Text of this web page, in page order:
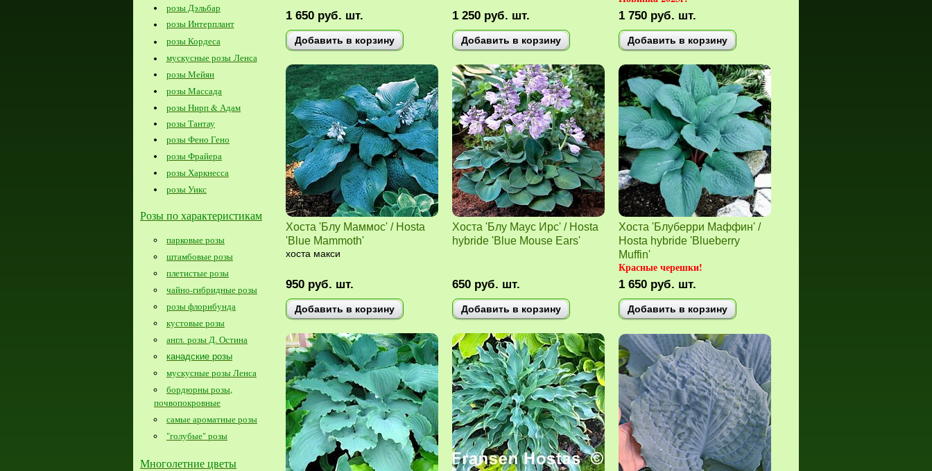
розы Дэльбар
розы Интерплант
розы Кордеса
мускусные розы Ленса
розы Мейян
розы Массада
розы Нирп & Адам
розы Тантау
розы Фено Гено
розы Фрайера
розы Харкнесса
розы Уикс
Розы по характеристикам
парковые розы
штамбовые розы
плетистые розы
чайно-гибридные розы
розы флорибунда
кустовые розы
англ. розы Д. Остина
канадские розы
мускусные розы Ленса
бордюрны розы,
почвопокровные
самые ароматные розы
"голубые" розы
Многолетние цветы
1 650 руб. шт.
Добавить в корзину
1 250 руб. шт.
Добавить в корзину
1 750 руб. шт.
Добавить в корзину
Хоста 'Блу Маммос' / Hosta
'Blue Mammoth'
хоста макси
950 руб. шт.
Добавить в корзину
Хоста 'Блу Маус Ирс' / Hosta
hybride 'Blue Mouse Ears'
650 руб. шт.
Добавить в корзину
Хоста 'Блуберри Маффин' /
Hosta hybride 'Blueberry
Muffin'
Красные черешки!
1 650 руб. шт.
Добавить в корзину